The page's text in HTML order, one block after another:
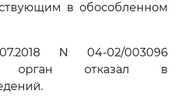
в обособленном
N 04-02/003096
орган отказал в